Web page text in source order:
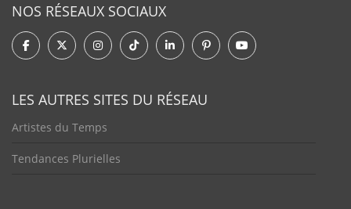
NOS RÉSEAUX SOCIAUX
LES AUTRES SITES DU RÉSEAU
Artistes du Temps
Tendances Plurielles